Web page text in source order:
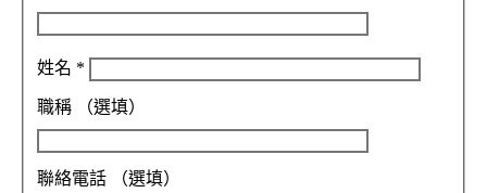
姓名 *
職稱 （選填）
聯絡電話 （選填）